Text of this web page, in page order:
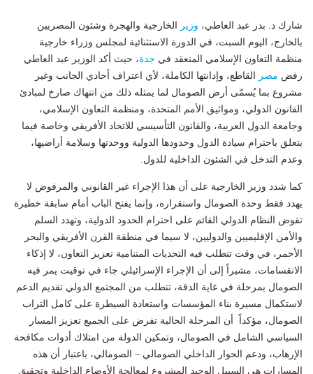
شارك د. بدر عبد العاطي، وزير
الخارجية والهجرة وشئون المصريين
بالخارج، اليوم السبت، في الدورة الاستثنائية لمجلس وزراء خارجية
منظمة التعاون الإسلامي المنعقد في جدة، حيث أكد الوزير عبد العاطي
رفض مصر
القاطع، وإدانتها الكاملة، لأي اعتراف أحادي الجانب وغير
مشروع بما يُسمّى أرض الصومال لما يمثله ذلك من انتهاك صارخ لمبادئ
القانون الدولي، ومواثيق الأمم المتحدة، ومنظمة التعاون الإسلامي،
وجامعة الدول العربية، والقانون التأسيسي للاتحاد الأفريقي وخاصة فيما
يتعلق باحترام سيادة الدول وحدودها الدولية ووحدتها وسلامة أراضيها،
وعدم التدخل في الشئون الداخلية للدول.
كما شدد وزير الخارجية على أن هذا الإجراء غير القانوني والمرفوض لا
يهدد فقط وحدة الصومال واستقراره، وإنما يفتح الباب أمام سابقة خطيرة
تقوض النظام الدولي القائم على احترام الحدود الدولية، وتهدد السلم
والأمن الإقليميين والدوليين، لا سيما في منطقة القرن الأفريقي والبحر
الأحمر، في وقت تتطلب فيه التحديات المتنامية تعزيز التعاون، لا إذكاء
الانقسامات، مشيراً إلى أن الإجراء الإسرائيلي جاء في توقيت يمر فيه
الصومال بمرحلة في غاية الدقة، تتطلب من المجتمع الدولي تقديم الدعم
لاستكمال مسيرة بناء المؤسسات واستعادة السيطرة على كامل التراب
الصومال، مؤكداً أن المرحلة الحالية تفرض على الجميع تعزيز المسار
السياسي الشامل في الصومال، وتمكين الدولة من امتلاك أدوات مكافحة
الإرهاب، ودعم الحوار الداخلي الصومالي – الصومالي، باعتبار أن هذه
المسارات هي السبيل الوحيد المشروع لمعالجة الأوضاع الداخلية وتحقيق